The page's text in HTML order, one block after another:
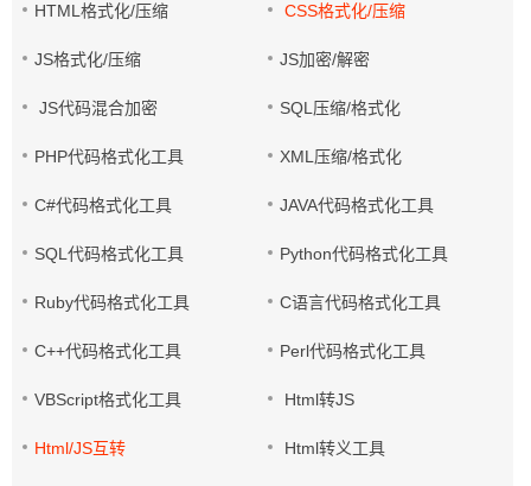
HTML格式化/压缩 CSS格式化/压缩
JS格式化/压缩 JS加密/解密
JS代码混合加密 SQL压缩/格式化
PHP代码格式化工具 XML压缩/格式化
C#代码格式化工具 JAVA代码格式化工具
SQL代码格式化工具 Python代码格式化工具
Ruby代码格式化工具 C语言代码格式化工具
C++代码格式化工具 Perl代码格式化工具
VBScript格式化工具 Html转JS
Html/JS互转 Html转义工具